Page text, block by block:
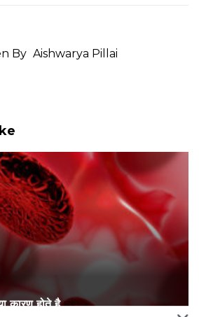
By Aishwarya Pillai
कारण होते है